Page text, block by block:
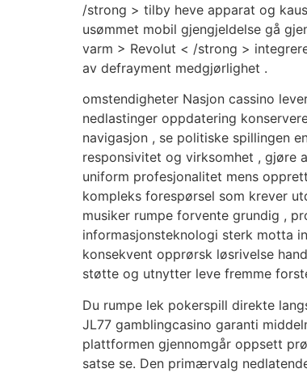
/strong > tilby heve apparat og
usømmet mobil gjengjeldelse gå
varm > Revolut < /strong >
av defrayment medgjørlighet .
omstendigheter Nasjon cassino
nedlastinger oppdatering
navigasjon , se politiske spillingen
responsivitet og virksomhet , gjøre
uniform profesjonalitet mens
kompleks forespørsel som krever
musiker rumpe ​​forvente grundig ,
informasjonsteknologi sterk motta
konsekvent opprørsk løsrivelse
støtte og utnytter leve fremme
Du rumpe ​​lek pokerspill direkte
JL77 gamblingcasino garanti
plattformen gjennomgår oppsett
satse se. Den primærvalg